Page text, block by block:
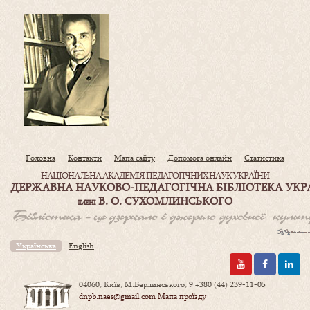
Головна Контакти Мапа сайту Допомога онлайн Статистика
НАЦІОНАЛЬНА АКАДЕМІЯ ПЕДАГОГІЧНИХ НАУК УКРАЇНИ
ДЕРЖАВНА НАУКОВО-ПЕДАГОГІЧНА БІБЛІОТЕКА
ІМЕНІВ. О. СУХОМЛИНСЬКОГО
Українська English
04060, Київ, М.Берлинського, 9+380 (44) 239-11-05
dnpb.naes@gmail.comМапа проїзду